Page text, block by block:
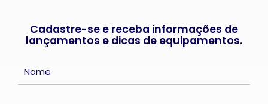
Cadastre-se e receba informações de
lançamentos e dicas de equipamentos.